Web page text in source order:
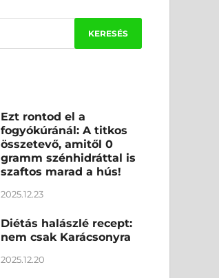
Ezt rontod el a
fogyókúránál: A titkos
összetevő, amitől 0
gramm szénhidráttal is
szaftos marad a hús!
2025.12.23
Diétás halászlé recept:
nem csak Karácsonyra
2025.12.20